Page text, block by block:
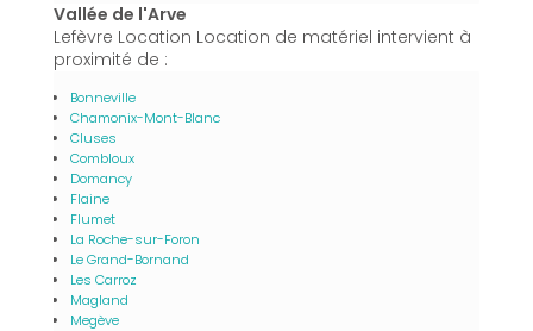
Vallée de l'Arve
Lefèvre Location Location de matériel intervient à
proximité de :
Bonneville
Chamonix-Mont-Blanc
Cluses
Combloux
Domancy
Flaine
Flumet
La Roche-sur-Foron
Le Grand-Bornand
Les Carroz
Magland
Megève